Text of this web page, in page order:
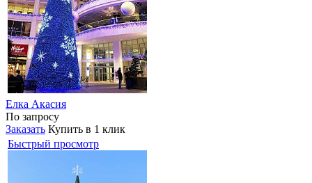
Елка Акасия
По запросу
Заказать Купить в 1 клик
Быстрый просмотр